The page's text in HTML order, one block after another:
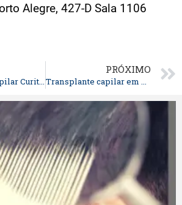
Alegre, 427-D Sala 1106
Transplante capilar Curitiba – cuidados no pós operatório cirurgia capilar
PRÓXIMO
Transplante capilar em Curitiba, Ponta Grossa e Chapecó